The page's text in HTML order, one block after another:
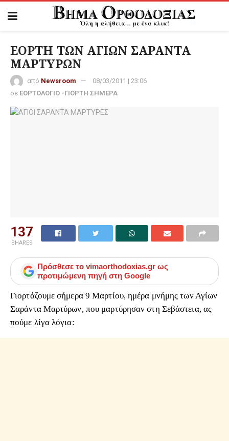
ΕΟΡΤΗ ΤΩΝ ΑΓΙΩΝ ΣΑΡΑΝΤΑ
ΜΑΡΤΥΡΩΝ
από Newsroom
08/03/2011 | 23:06
σε ΕΟΡΤΟΛΟΓΙΟ -ΓΙΟΡΤΗ ΣΗΜΕΡΑ
137
SHARES
Πρόσθεσε το vimaorthodoxias.gr ως
προτιμώμενη πηγή στη Google
Γιορτάζουμε σήμερα 9 Μαρτίου, ημέρα μνήμης των Αγίων
Σαράντα Μαρτύρων, που μαρτύρησαν στη Σεβάστεια, ας
πούμε λίγα λόγια: